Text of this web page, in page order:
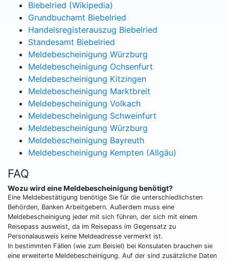
Biebelried (Wikipedia)
Grundbuchamt Biebelried
Handelsregisterauszug Biebelried
Standesamt Biebelried
Meldebescheinigung Würzburg
Meldebescheinigung Ochsenfurt
Meldebescheinigung Kitzingen
Meldebescheinigung Marktbreit
Meldebescheinigung Volkach
Meldebescheinigung Schweinfurt
Meldebescheinigung Würzburg
Meldebescheinigung Bayreuth
Meldebescheinigung Kempten (Allgäu)
FAQ
Wozu wird eine Meldebescheinigung benötigt?
Eine Meldebestätigung benötige Sie für die unterschiedlichsten
Behörden, Banken Arbeitgebern. Außerdem muss eine
Meldebescheinigung jeder mit sich führen, der sich mit einem
Reisepass ausweist, da im Reisepass im Gegensatz zu
Personalausweis keine Meldeadresse vermerkt ist.
In bestimmten Fällen (wie zum Beisiel) bei Konsulaten brauchen sie
eine erweiterte Meldebescheinigung. Auf der sind zusätzliche Daten